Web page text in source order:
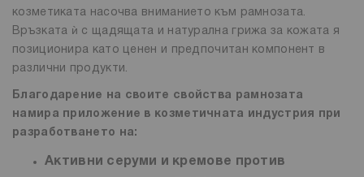
козметиката насочва вниманието към рамнозата.
Връзката ѝ с щадящата и натурална грижа за кожата я
позиционира като ценен и предпочитан компонент в
различни продукти.
Благодарение на своите свойства рамнозата
намира приложение в козметичната индустрия при
разработването на:
Активни серуми и кремове против